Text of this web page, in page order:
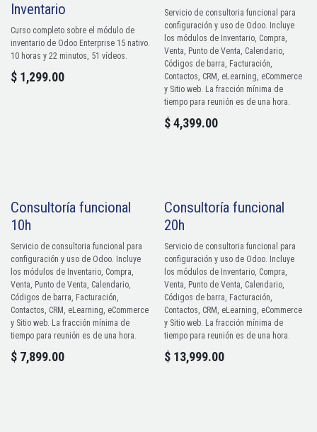
Inventario
Curso completo sobre el módulo de
inventario de Odoo Enterprise 15 nativo.
10 horas y 22 minutos, 51 vídeos.
$ 1,299.00
Servicio de consultoria funcional para
configuración y uso de Odoo. Incluye
los módulos de Inventario, Compra,
Venta, Punto de Venta, Calendario,
Códigos de barra, Facturación,
Contactos, CRM, eLearning, eCommerce
y Sitio web. La fracción mínima de
tiempo para reunión es de una hora.
$4,399.00
Consultoría funcional
10h
Servicio de consultoria funcional para
configuración y uso de Odoo. Incluye
los módulos de Inventario, Compra,
Venta, Punto de Venta, Calendario,
Códigos de barra, Facturación,
Contactos, CRM, eLearning, eCommerce
y Sitio web. La fracción mínima de
tiempo para reunión es de una hora.
$ 7,899.00
Consultoría funcional
20h
Servicio de consultoria funcional para
configuración y uso de Odoo. Incluye
los módulos de Inventario, Compra,
Venta, Punto de Venta, Calendario,
Códigos de barra, Facturación,
Contactos, CRM, eLearning, eCommerce
y Sitio web. La fracción mínima de
tiempo para reunión es de una hora.
$ 13,999.00